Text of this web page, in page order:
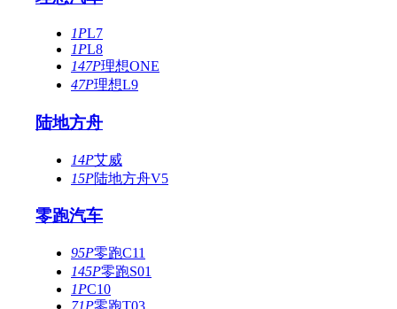
1PL7
1PL8
147P理想ONE
47P理想L9
陆地方舟
14P艾威
15P陆地方舟V5
零跑汽车
95P零跑C11
145P零跑S01
1PC10
71P零跑T03